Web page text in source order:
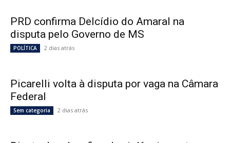
PRD confirma Delcídio do Amaral na
disputa pelo Governo de MS
POLÍTICA 2 dias atrás
Picarelli volta à disputa por vaga na Câmara
Federal
Sem categoria 2 dias atrás